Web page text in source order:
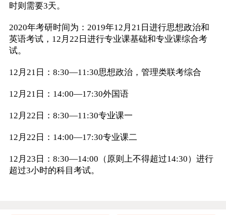
时则需要3天。
2020年考研时间为：2019年12月21日进行思想政治和
英语考试，12月22日进行专业课基础和专业课综合考
试。
12月21日：8:30—11:30思想政治，管理类联考综合
12月21日：14:00—17:30外国语
12月22日：8:30—11:30专业课一
12月22日：14:00—17:30专业课二
12月23日：8:30—14:00（原则上不得超过14:30）进行
超过3小时的科目考试。